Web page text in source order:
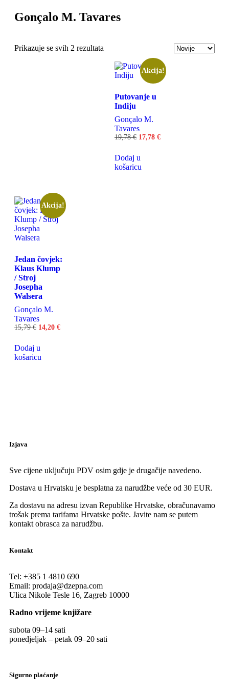
Odaberite
Gonçalo M. Tavares
Prikazuje se svih 2 rezultata
Akcija!
Putovanje u
Indiju
Gonçalo M.
Tavares
19,78€ 17,78 €
Dodaj u
košaricu
Akcija!
Jedan čovjek:
Klaus Klump
/ Stroj
Josepha
Walsera
Gonçalo M.
Tavares
15,79€ 14,20 €
Dodaj u
košaricu
Izjava
Sve cijene uključuju PDV osim gdje je drugačije navedeno.
Dostava u Hrvatsku je besplatna za narudžbe veće od 30 EUR.
Za dostavu na adresu izvan Republike Hrvatske, obračunavamo
trošak prema tarifama Hrvatske pošte. Javite nam se putem
kontakt obrasca za narudžbu.
Kontakt
Tel: +385 1 4810 690
Email: prodaja@dzepna.com
Ulica Nikole Tesle 16, Zagreb 10000
Radno vrijeme knjižare
subota 09–14 sati
ponedjeljak – petak 09–20 sati
Sigurno plaćanje